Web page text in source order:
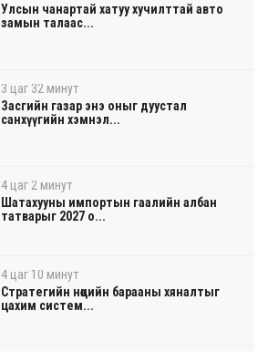
Улсын чанартай хатуу хучилттай авто
замын талаас...
3 цаг 32 минут
Засгийн газар энэ оныг дуустал
санхүүгийн хэмнэл...
4 цаг 2 минут
Шатахууны импортын гаалийн албан
татварыг 2027 о...
4 цаг 10 минут
Стратегийн нөөцийн барааны хяналтыг
цахим систем...